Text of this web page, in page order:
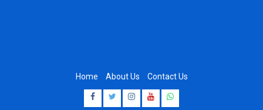
Home About Us Contact Us
Facebook
Twitter
Instagram
Youtube
Whatsapp